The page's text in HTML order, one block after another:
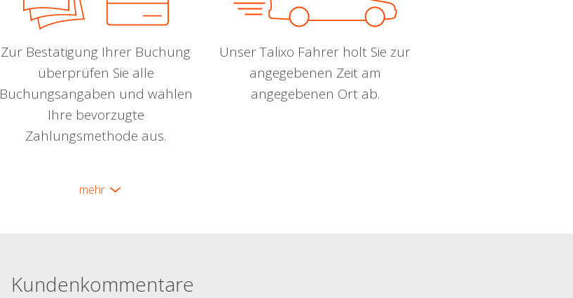
Zur Bestätigung Ihrer Buchung
überprüfen Sie alle
Buchungsangaben und wählen
Ihre bevorzugte
Zahlungsmethode aus.
Unser Talixo Fahrer holt Sie zur
angegebenen Zeit am
angegebenen Ort ab.
mehr
Kundenkommentare